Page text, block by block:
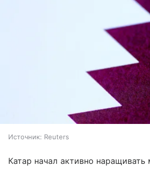
Источник: Reuters
Катар начал активно